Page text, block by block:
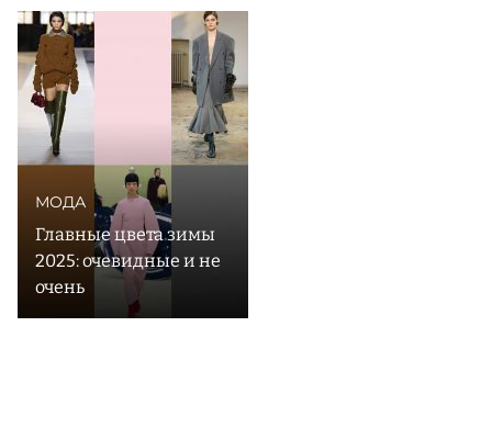
МОДА
Главные цвета зимы
2025: очевидные и не
очень